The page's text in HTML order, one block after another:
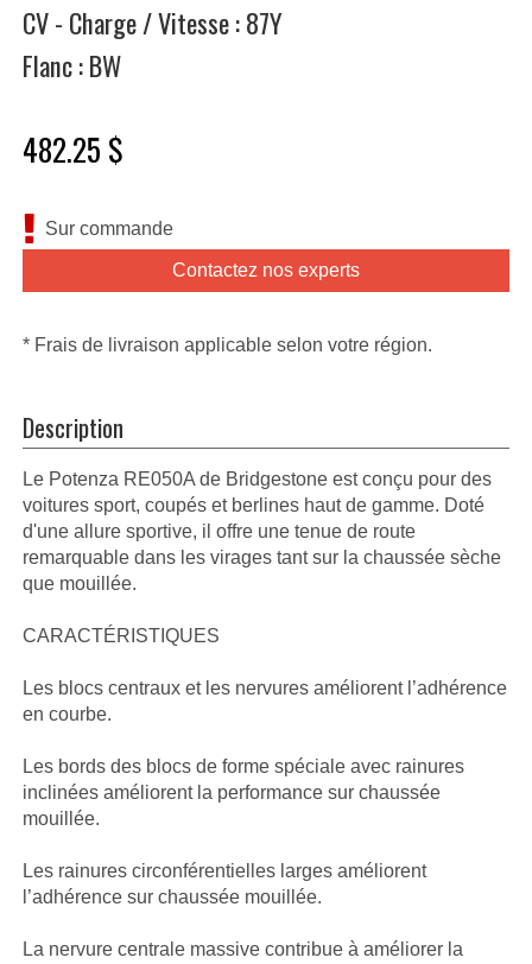
CV - Charge / Vitesse : 87Y
Flanc : BW
482.25 $
Sur commande
Contactez nos experts
* Frais de livraison applicable selon votre région.
Description
Le Potenza RE050A de Bridgestone est conçu pour des
voitures sport, coupés et berlines haut de gamme. Doté
d'une allure sportive, il offre une tenue de route
remarquable dans les virages tant sur la chaussée sèche
que mouillée.
CARACTÉRISTIQUES
Les blocs centraux et les nervures améliorent l’adhérence
en courbe.
Les bords des blocs de forme spéciale avec rainures
inclinées améliorent la performance sur chaussée
mouillée.
Les rainures circonférentielles larges améliorent
l’adhérence sur chaussée mouillée.
La nervure centrale massive contribue à améliorer la